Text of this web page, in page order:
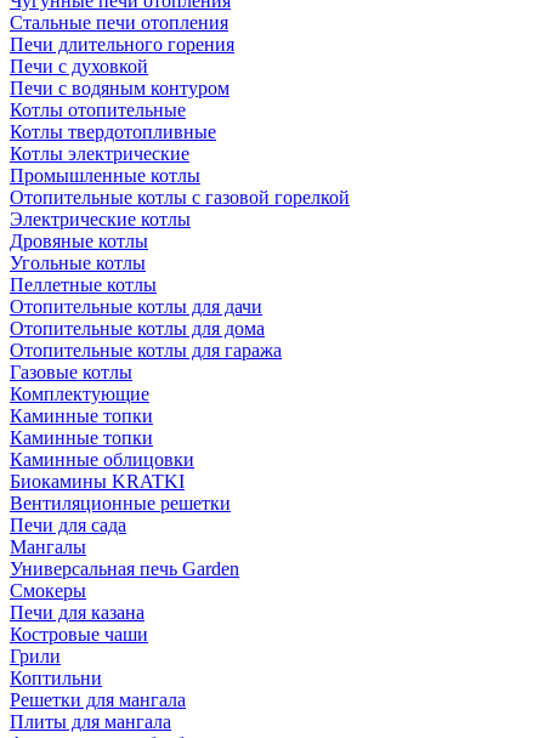
Стальные печи отопления
Печи длительного горения
Печи с духовкой
Печи с водяным контуром
Котлы отопительные
Котлы твердотопливные
Котлы электрические
Промышленные котлы
Отопительные котлы с газовой горелкой
Электрические котлы
Дровяные котлы
Угольные котлы
Пеллетные котлы
Отопительные котлы для дачи
Отопительные котлы для дома
Отопительные котлы для гаража
Газовые котлы
Комплектующие
Каминные топки
Каминные топки
Каминные облицовки
Биокамины KRATKI
Вентиляционные решетки
Печи для сада
Мангалы
Универсальная печь Garden
Смокеры
Печи для казана
Костровые чаши
Грили
Коптильни
Решетки для мангала
Плиты для мангала